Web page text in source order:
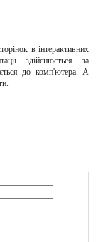
в інтерактивних
здійснюється за
до комп'ютера. А